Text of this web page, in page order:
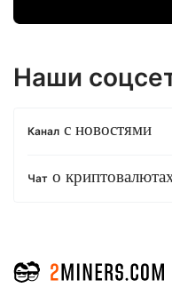
Наши
Канал с новостями
Чат о